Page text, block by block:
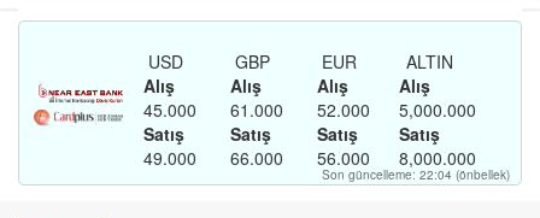
Esendağlı:Adıyaman’daki süreç sona erdi, hukuk